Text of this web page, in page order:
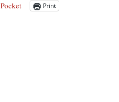
Pocket Print